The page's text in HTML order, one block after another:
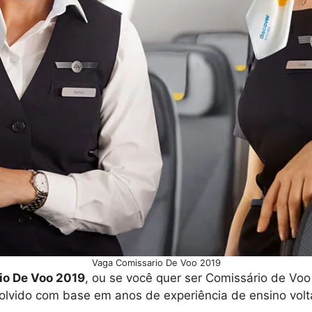
Vaga Comissario De Voo 2019
De Voo 2019, ou se você quer ser Comissário de
com base em anos de experiência de ensino